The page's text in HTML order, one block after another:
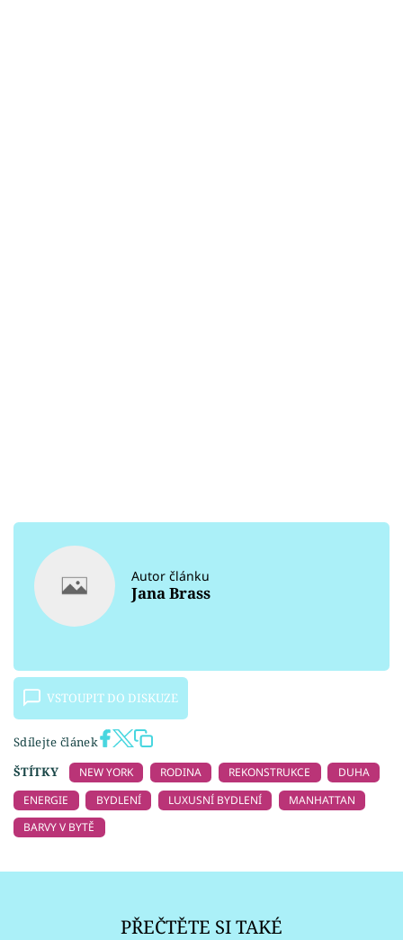
Autor článku
Jana Brass
VSTOUPIT DO DISKUZE
Sdílejte článek
ŠTÍTKY
NEW YORK RODINA REKONSTRUKCE
DUHA
ENERGIE
BYDLENÍ LUXUSNÍ BYDLENÍ
MANHATTAN
BARVY V BYTĚ
PŘEČTĚTE SI TAKÉ